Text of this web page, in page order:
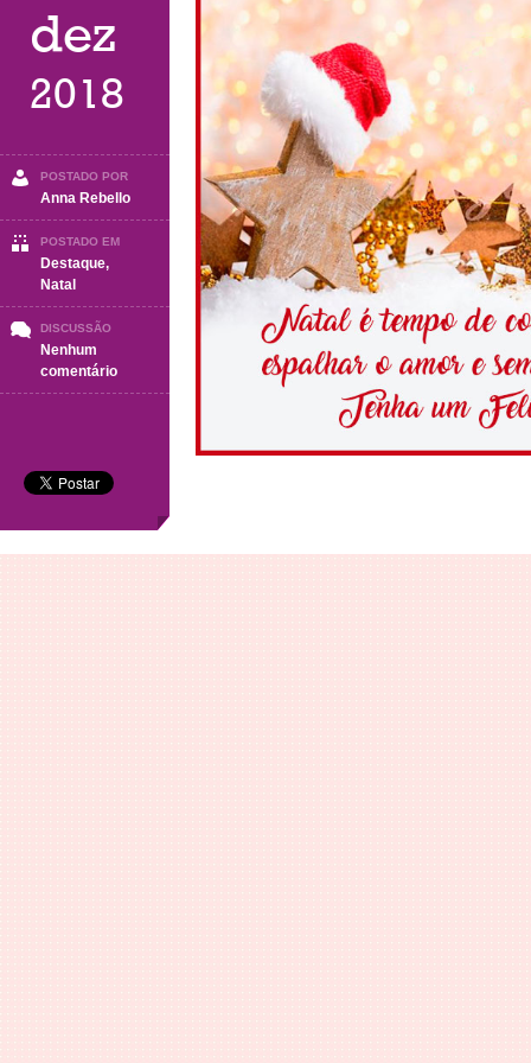
dez
2018
POSTADO POR
Anna Rebello
POSTADO EM
Destaque,
Natal
DISCUSSÃO
Nenhum
comentárioem
Natal